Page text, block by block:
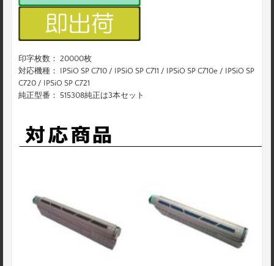
印字枚数： 20000枚
対応機種： IPSiO SP C710 / IPSiO SP C711 / IPSiO SP C710e / IPSiO SP
C720 / IPSiO SP C721
純正型番： 515308純正は3本セット